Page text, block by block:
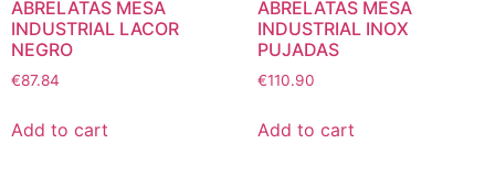
ABRELATAS MESA
INDUSTRIAL LACOR
NEGRO
€87.84
Add to cart
ABRELATAS MESA
INDUSTRIAL INOX
PUJADAS
€110.90
Add to cart